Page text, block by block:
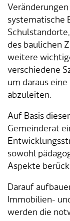
systematische
des baulichen
weitere
verschiedene
um daraus
abzuleiten.
Auf Basis
Gemeinderat
sowohl
Aspekte
Darauf
Immobilien-
werden die
Energie &
Abfall
Tiere
Verkehr &
Über
Wirtschaft
Offene